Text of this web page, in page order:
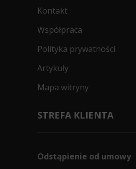
Kontakt
Współpraca
Polityka prywatności
Artykuły
Mapa witryny
STREFA KLIENTA
Odstąpienie od umowy